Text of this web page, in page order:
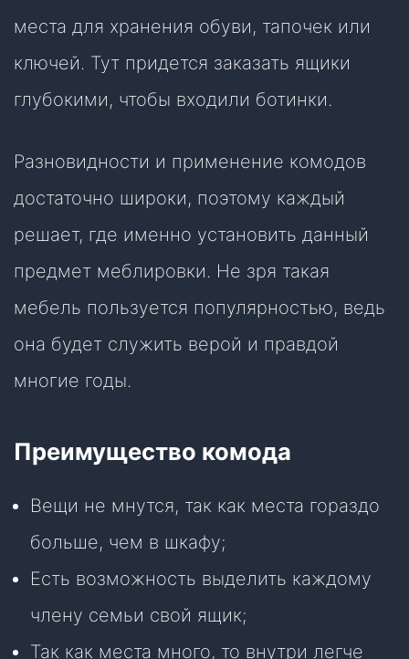
места для хранения обуви, тапочек или
ключей. Тут придется заказать ящики
глубокими, чтобы входили ботинки.
Разновидности и применение комодов
достаточно широки, поэтому каждый
решает, где именно установить данный
предмет меблировки. Не зря такая
мебель пользуется популярностью, ведь
она будет служить верой и правдой
многие годы.
Преимущество комода
Вещи не мнутся, так как места гораздо
больше, чем в шкафу;
Есть возможность выделить каждому
члену семьи свой ящик;
Так как места много, то внутри легче